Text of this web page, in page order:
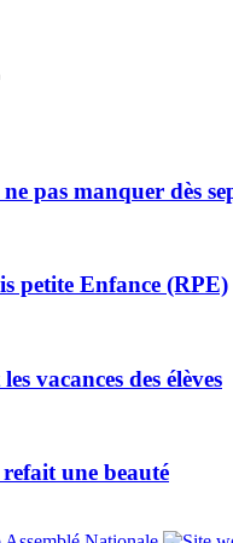
pas manquer dès
petite Enfance (RPE)
vacances des élèves
une beauté